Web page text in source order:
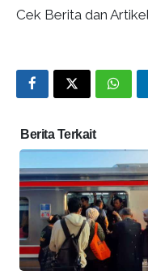
Cek Berita dan
Berita Terkait